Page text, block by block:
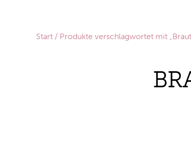
Start / Produkte verschlagwortet mit